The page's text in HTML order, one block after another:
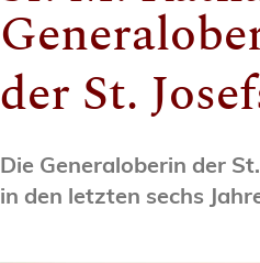
der St.
Die Generaloberin der
in den letzten sechs